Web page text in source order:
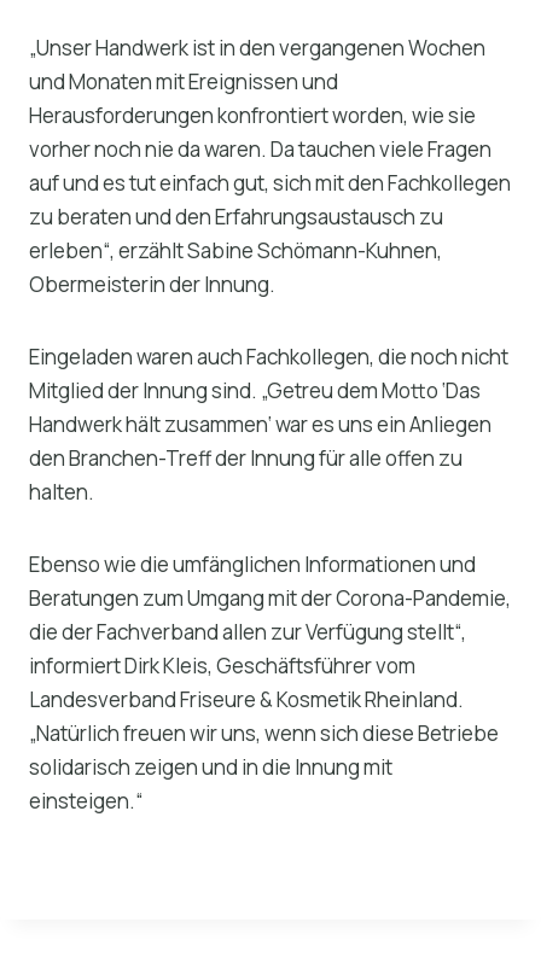
„Unser Handwerk ist in den vergangenen Wochen
und Monaten mit Ereignissen und
Herausforderungen konfrontiert worden, wie sie
vorher noch nie da waren. Da tauchen viele Fragen
auf und es tut einfach gut, sich mit den Fachkollegen
zu beraten und den Erfahrungsaustausch zu
erleben“, erzählt Sabine Schömann-Kuhnen,
Obermeisterin der Innung.
Eingeladen waren auch Fachkollegen, die noch nicht
Mitglied der Innung sind. „Getreu dem Motto ‘Das
Handwerk hält zusammen‘ war es uns ein Anliegen
den Branchen-Treff der Innung für alle offen zu
halten.
Ebenso wie die umfänglichen Informationen und
Beratungen zum Umgang mit der Corona-Pandemie,
die der Fachverband allen zur Verfügung stellt“,
informiert Dirk Kleis, Geschäftsführer vom
Landesverband Friseure & Kosmetik Rheinland.
„Natürlich freuen wir uns, wenn sich diese Betriebe
solidarisch zeigen und in die Innung mit
einsteigen.“